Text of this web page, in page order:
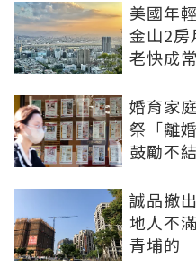
美國年
金山2房
老快成
婚育家
祭「離
鼓勵不
誠品撤
地人不
青埔的